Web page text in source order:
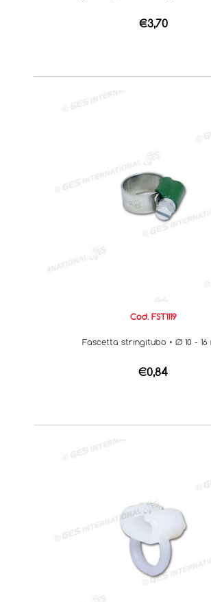
€3,70
Cod. FST1119
Fascetta stringitubo • Ø 10 - 16
€0,84